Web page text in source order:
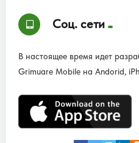
Соц. сети
В настоящее время идет
Grimuare Mobile на Andorid,